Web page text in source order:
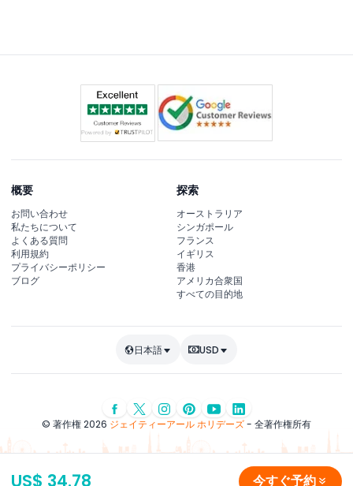
US$ 34.78 今すぐ予約
概要
お問い合わせ
私たちについて
よくある質問
利用規約
プライバシーポリシー
ブログ
探索
オーストラリア
シンガポール
フランス
イギリス
香港
アメリカ合衆国
すべての目的地
日本語 USD
© 著作権 2026 ジェイティーアール ホリデーズ- 全著作権所有